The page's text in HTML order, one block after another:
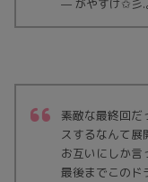
— がやすけ✩彡.
素敵な最終回だ
スするなんて展
お互いにしか言
最後までこのド